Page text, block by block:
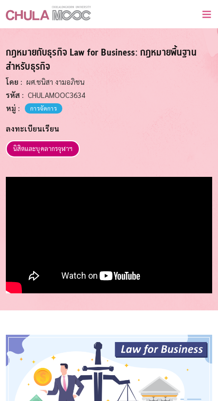
กฎหมายกับธุรกิจ Law for Business: กฎหมายพื้นฐาน​
สำหรับธุรกิจ
โดย : ผศ.ชนิสา งามอภิชน
รหัส : CHULAMOOC3634
หมู่ :
การจัดการ
ลงทะเบียนเรียน
นิสิตและบุคลากรจุฬาฯ